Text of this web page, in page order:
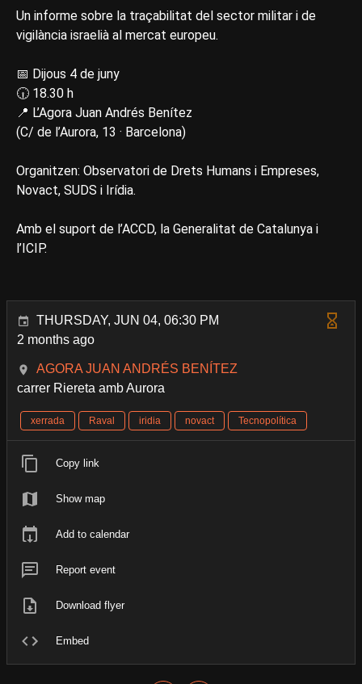
Un informe sobre la traçabilitat del sector militar i de
vigilància israelià al mercat europeu.
📅 Dijous 4 de juny
🕡 18.30 h
📍 L’Agora Juan Andrés Benítez
(C/ de l’Aurora, 13 · Barcelona)
Organitzen: Observatori de Drets Humans i Empreses,
Novact, SUDS i Irídia.
Amb el suport de l’ACCD, la Generalitat de Catalunya i
l’ICIP.
THURSDAY, JUN 04, 06:30 PM
2 months ago
AGORA JUAN ANDRÉS BENÍTEZ
carrer Riereta amb Aurora
xerrada Raval iridia novact Tecnopolítica
Copy link
Show map
Add to calendar
Report event
Download flyer
Embed